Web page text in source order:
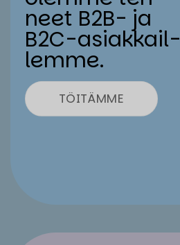
neet B2B- ja
B2C-asiak­kail­
lem­me.
TÖITÄMME